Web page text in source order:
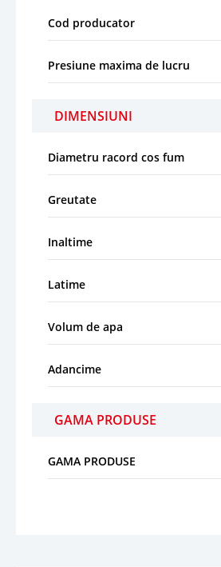
Cod producator
Presiune maxima de lucru
DIMENSIUNI
Diametru racord cos fum
Greutate
Inaltime
Latime
Volum de apa
Adancime
GAMA PRODUSE
GAMA PRODUSE